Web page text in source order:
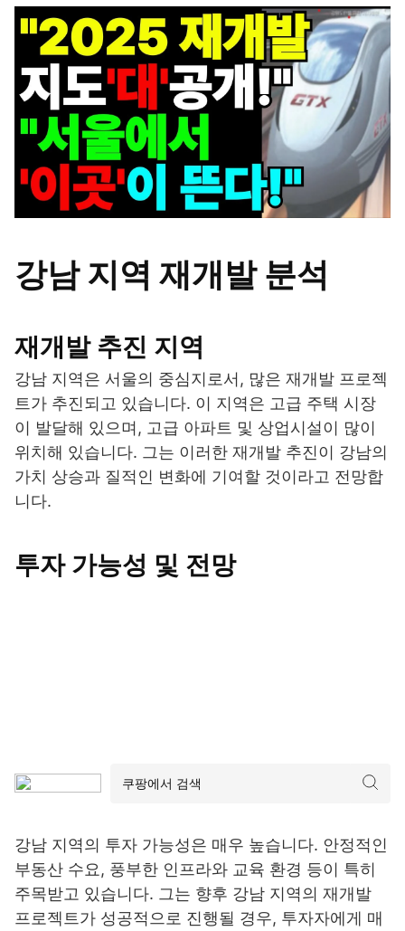
강남 지역 재개발 분석
재개발 추진 지역
강남 지역은 서울의 중심지로서, 많은 재개발 프로젝
트가 추진되고 있습니다. 이 지역은 고급 주택 시장
이 발달해 있으며, 고급 아파트 및 상업시설이 많이
위치해 있습니다. 그는 이러한 재개발 추진이 강남의
가치 상승과 질적인 변화에 기여할 것이라고 전망합
니다.
투자 가능성 및 전망
강남 지역의 투자 가능성은 매우 높습니다. 안정적인
부동산 수요, 풍부한 인프라와 교육 환경 등이 특히
주목받고 있습니다. 그는 향후 강남 지역의 재개발
프로젝트가 성공적으로 진행될 경우, 투자자에게 매